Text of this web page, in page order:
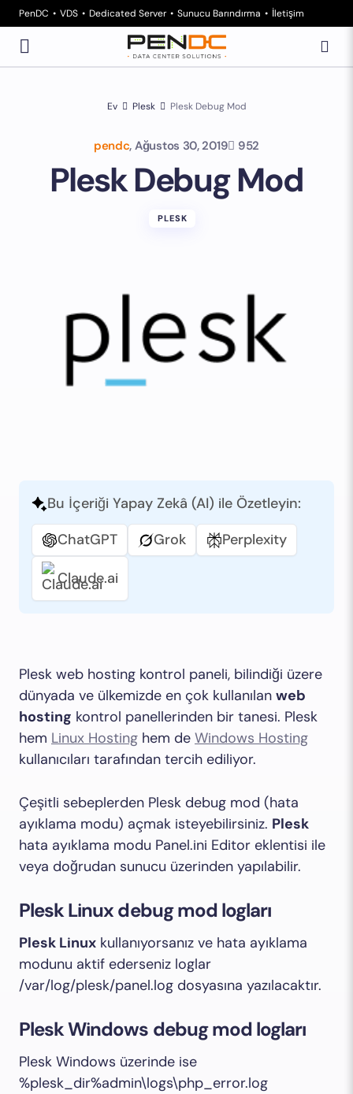
PenDC VDS Dedicated Server Sunucu Barındırma İletişim
Ev Plesk Plesk Debug Mod
pendc, Ağustos 30, 2019 952
Plesk Debug Mod
PLESK
Bu İçeriği Yapay Zekâ (AI) ile Özetleyin:
ChatGPT
Grok Perplexity
Claude.ai
Plesk web hosting kontrol paneli, bilindiği üzere
dünyada ve ülkemizde en çok kullanılan web
hosting kontrol panellerinden bir tanesi. Plesk
hem Linux Hosting hem de Windows Hosting
kullanıcıları tarafından tercih ediliyor.
Çeşitli sebeplerden Plesk debug mod (hata
ayıklama modu) açmak isteyebilirsiniz. Plesk
hata ayıklama modu Panel.ini Editor eklentisi ile
veya doğrudan sunucu üzerinden yapılabilir.
Plesk Linux debug mod logları
Plesk Linux kullanıyorsanız ve hata ayıklama
modunu aktif ederseniz loglar
/var/log/plesk/panel.log dosyasına yazılacaktır.
Plesk Windows debug mod logları
Plesk Windows üzerinde ise
%plesk_dir%admin\logs\php_error.log